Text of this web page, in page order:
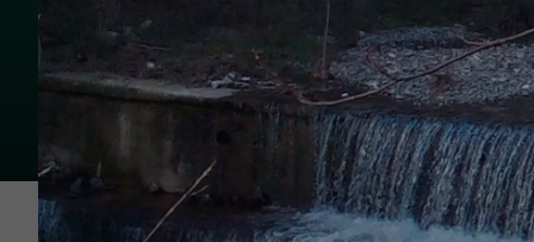
Condividi Home Luoghi